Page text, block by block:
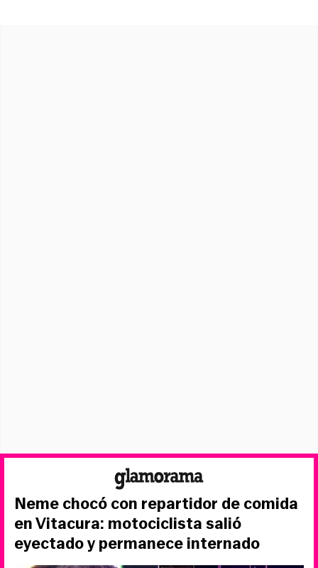
Neme chocó con repartidor de comida
en Vitacura: motociclista salió
eyectado y permanece internado